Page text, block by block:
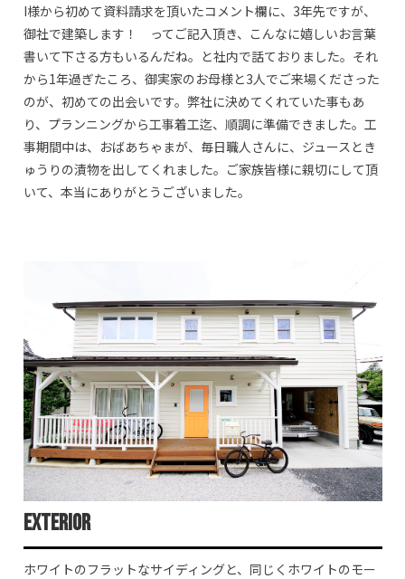
I様から初めて資料請求を頂いたコメント欄に、3年先ですが、
御社で建築します！ ってご記入頂き、こんなに嬉しいお言葉
書いて下さる方もいるんだね。と社内で話ておりました。それ
から1年過ぎたころ、御実家のお母様と3人でご来場くださった
のが、初めての出会いです。弊社に決めてくれていた事もあ
り、プランニングから工事着工迄、順調に準備できました。工
事期間中は、おばあちゃまが、毎日職人さんに、ジュースとき
ゅうりの漬物を出してくれました。ご家族皆様に親切にして頂
いて、本当にありがとうございました。
Exterior
ホワイトのフラットなサイディングと、同じくホワイトのモー